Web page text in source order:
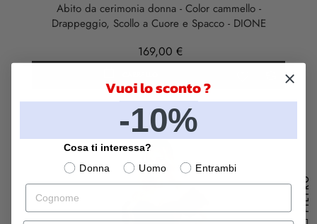
Abito da cerimonia donna - Color cammello -
Drappeggio, Scollo a Cuore e Spacco - DIONE
169,00 €
FILTRO
Vuoi lo sconto ?
-10%
Cosa ti interessa?
Donna
Uomo
Entrambi
Cognome